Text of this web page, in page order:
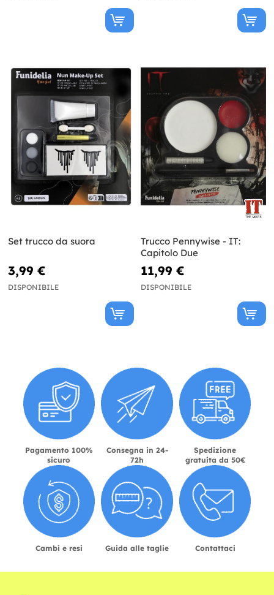
Set trucco da suora
3,99 €
DISPONIBILE
Trucco Pennywise - IT:
Capitolo Due
11,99 €
DISPONIBILE
Pagamento 100%
sicuro
Consegna in 24-
72h
Spedizione
gratuita da 50€
Cambi e resi Guida alle taglie Contattaci